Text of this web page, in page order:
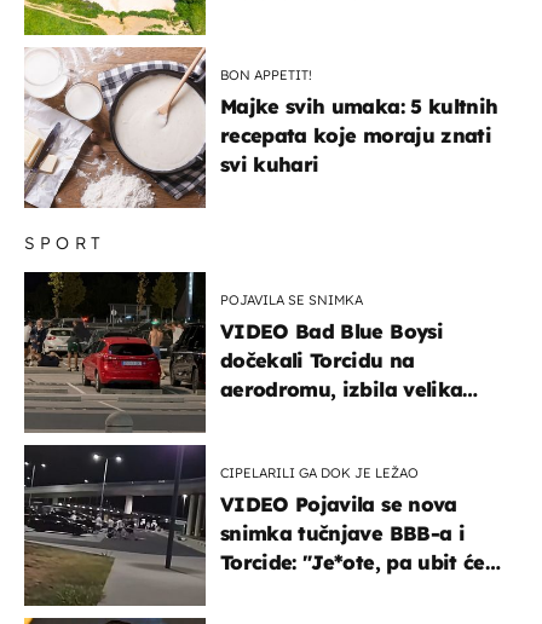
SPORT
POJAVILA SE SNIMKA
VIDEO Bad Blue Boysi
dočekali Torcidu na
aerodromu, izbila velika
CIPELARILI GA DOK JE LEŽAO
VIDEO Pojavila se nova
snimka tučnjave BBB-a i
Torcide: "Je*ote, pa ubit će
BON APPETIT!
Majke svih umaka: 5 kultnih
recepata koje moraju znati
svi kuhari